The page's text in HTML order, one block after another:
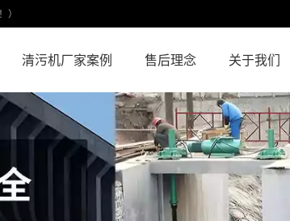
清污机厂家案例 售后理念 关于我们